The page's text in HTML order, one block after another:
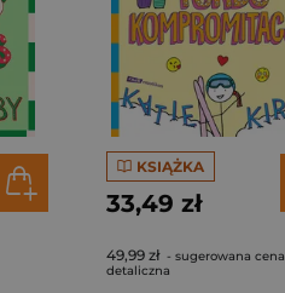
KSIĄŻKA
33,49 zł
49,99 zł - sugerowana cena
detaliczna